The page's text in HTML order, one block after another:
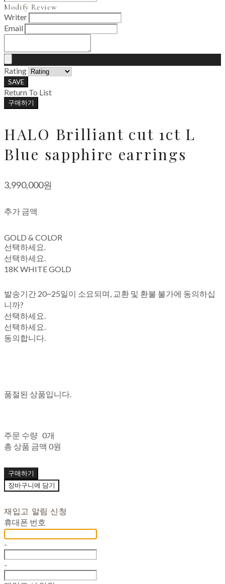
Modify Review
Writer
Email
Rating
SAVE
Return To List
구매하기
HALO Brilliant cut 1ct L
Blue sapphire earrings
3,990,000원
추가 금액
GOLD & COLOR
선택하세요.
선택하세요.
18K WHITE GOLD
발송기간 20~25일이 소요되며, 교환 및 환불 불가에 동의하십
니까?
선택하세요.
선택하세요.
동의합니다.
품절된 상품입니다.
주문 수량 0개
총 상품 금액 0원
구매하기
장바구니에 담기
재입고 알림 신청
휴대폰 번호
-
-